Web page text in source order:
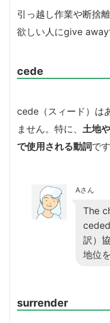
引っ越し作業や断捨
欲しい人にgive away
cede
cede（スィード）は
ません。特に、 土地
で使用される動詞です
Aさん
The
訳）
地位
surrender